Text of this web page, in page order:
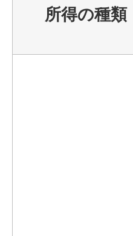
所得の種類